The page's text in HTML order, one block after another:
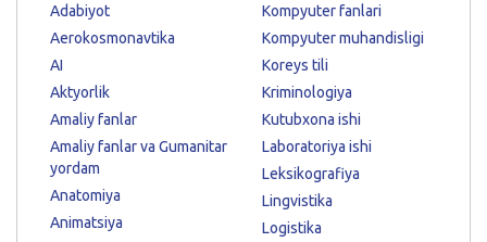
Adabiyot
Aerokosmonavtika
AI
Aktyorlik
Amaliy fanlar
Amaliy fanlar va Gumanitar
yordam
Anatomiya
Animatsiya
Kompyuter fanlari
Kompyuter muhandisligi
Koreys tili
Kriminologiya
Kutubxona ishi
Laboratoriya ishi
Leksikografiya
Lingvistika
Logistika